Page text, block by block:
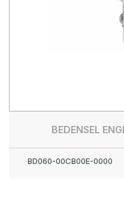
BEDENSEL
BD060-00CB00E-0000